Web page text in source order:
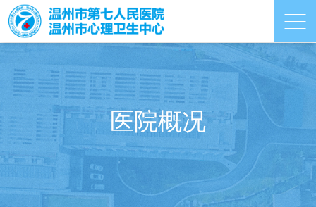
医院概况